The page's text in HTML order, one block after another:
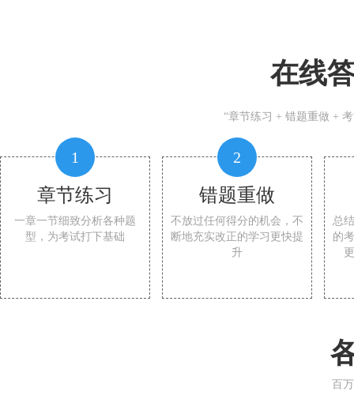
在线
“章节练习 + 错题重做 +
1
章节练习
一章一节细致分析各种题
型，为考试打下基础
2
错题重做
不放过任何得分的机会，不
断地充实改正的学习更快提
升
总
的
百